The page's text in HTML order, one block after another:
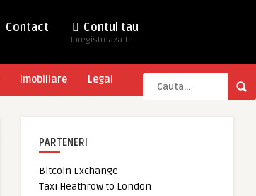
Contact Contul tau
Inregistreaza-te
Imobiliare Legal
PARTENERI
Bitcoin Exchange
Taxi Heathrow to London